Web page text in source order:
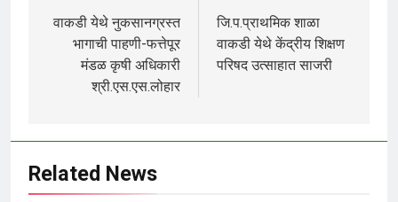
वाकडी येथे नुकसानग्रस्त
भागाची पाहणी-फत्तेपूर
मंडळ कृषी अधिकारी
श्री.एस.एस.लोहार
जि.प.प्राथमिक शाळा
वाकडी येथे केंद्रीय शिक्षण
परिषद उत्साहात साजरी
Related News